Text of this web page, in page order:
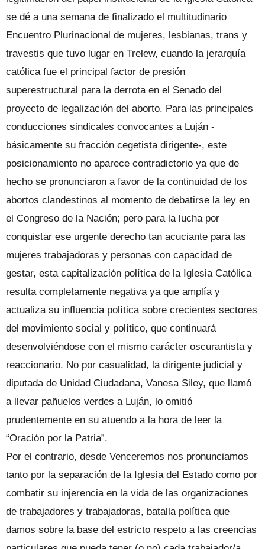
se dé a una semana de finalizado el multitudinario
Encuentro Plurinacional de mujeres, lesbianas, trans y
travestis que tuvo lugar en Trelew, cuando la jerarquía
católica fue el principal factor de presión
superestructural para la derrota en el Senado del
proyecto de legalización del aborto. Para las principales
conducciones sindicales convocantes a Luján -
básicamente su fracción cegetista dirigente-, este
posicionamiento no aparece contradictorio ya que de
hecho se pronunciaron a favor de la continuidad de los
abortos clandestinos al momento de debatirse la ley en
el Congreso de la Nación; pero para la lucha por
conquistar ese urgente derecho tan acuciante para las
mujeres trabajadoras y personas con capacidad de
gestar, esta capitalización política de la Iglesia Católica
resulta completamente negativa ya que amplía y
actualiza su influencia política sobre crecientes sectores
del movimiento social y político, que continuará
desenvolviéndose con el mismo carácter oscurantista y
reaccionario. No por casualidad, la dirigente judicial y
diputada de Unidad Ciudadana, Vanesa Siley, que llamó
a llevar pañuelos verdes a Luján, lo omitió
prudentemente en su atuendo a la hora de leer la
“Oración por la Patria”.
Por el contrario, desde Venceremos nos pronunciamos
tanto por la separación de la Iglesia del Estado como por
combatir su injerencia en la vida de las organizaciones
de trabajadores y trabajadoras, batalla política que
damos sobre la base del estricto respeto a las creencias